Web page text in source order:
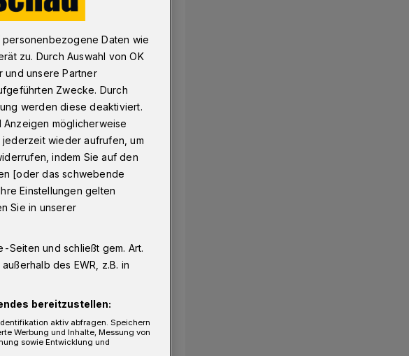
vor
sich
Daten wie
zu. Durch Auswahl von OK
und unsere Partner
Zwecke. Durch
werden diese deaktiviert.
möglicherweise
wieder aufrufen, um
indem Sie auf den
[oder das schwebende
Einstellungen gelten
Sie in unserer
Seiten und schließt gem. Art.
des EWR, z.B. in
bereitzustellen:
aktiv abfragen. Speichern
Werbung und Inhalte, Messung von
sowie Entwicklung und